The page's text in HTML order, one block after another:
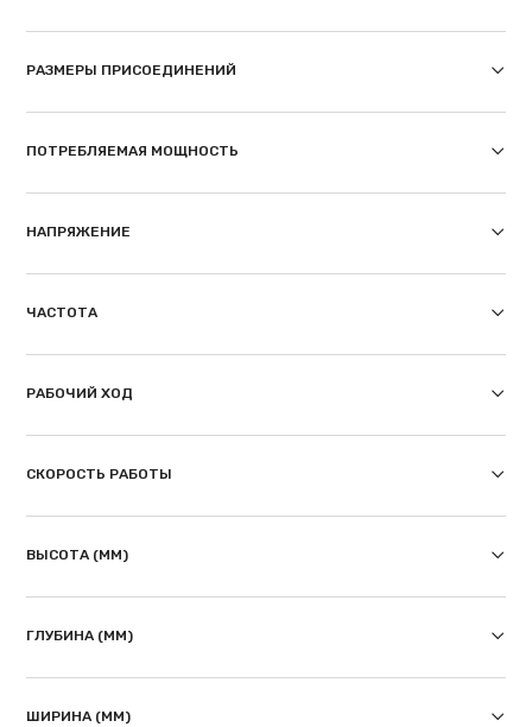
РАЗМЕРЫ ПРИСОЕДИНЕНИЙ
ПОТРЕБЛЯЕМАЯ МОЩНОСТЬ
НАПРЯЖЕНИЕ
ЧАСТОТА
РАБОЧИЙ ХОД
СКОРОСТЬ РАБОТЫ
ВЫСОТА (ММ)
ГЛУБИНА (ММ)
ШИРИНА (ММ)